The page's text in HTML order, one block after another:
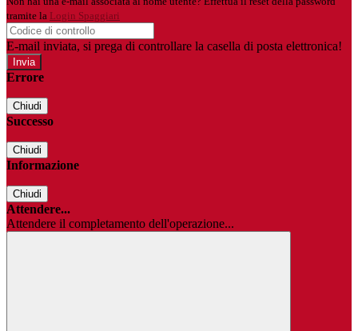
tramite la Login Spaggiari
E-mail inviata, si prega di controllare la casella di posta elettronica!
Errore
Chiudi
Successo
Chiudi
Informazione
Chiudi
Attendere...
Attendere il completamento dell'operazione...